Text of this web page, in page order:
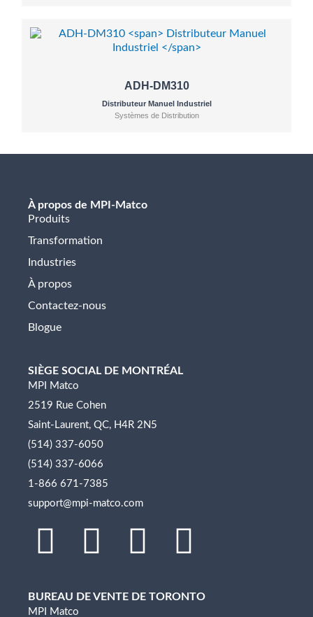
ADH-DM310
Distributeur Manuel Industriel
Systèmes de Distribution
À propos de MPI-Matco
Produits
Transformation
Industries
À propos
Contactez-nous
Blogue
SIÈGE SOCIAL DE MONTRÉAL
MPI Matco
2519 Rue Cohen
Saint-Laurent, QC, H4R 2N5
(514) 337-6050
(514) 337-6066
1-866 671-7385
support@mpi-matco.com
L
F
I
Y
BUREAU DE VENTE DE TORONTO
MPI Matco